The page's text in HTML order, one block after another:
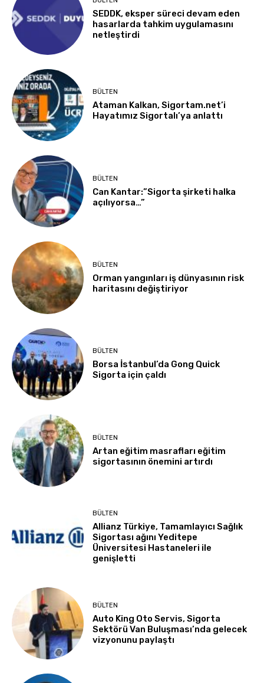
SEDDK, eksper süreci devam eden
hasarlarda tahkim uygulamasını
netleştirdi
BÜLTEN
Ataman Kalkan, Sigortam.net’i
Hayatımız Sigortalı’ya anlattı
BÜLTEN
Can Kantar:”Sigorta şirketi halka
açılıyorsa…”
BÜLTEN
Orman yangınları iş dünyasının risk
haritasını değiştiriyor
BÜLTEN
Borsa İstanbul’da Gong Quick
Sigorta için çaldı
BÜLTEN
Artan eğitim masrafları eğitim
sigortasının önemini artırdı
BÜLTEN
Allianz Türkiye, Tamamlayıcı Sağlık
Sigortası ağını Yeditepe
Üniversitesi Hastaneleri ile
genişletti
BÜLTEN
Auto King Oto Servis, Sigorta
Sektörü Van Buluşması’nda gelecek
vizyonunu paylaştı